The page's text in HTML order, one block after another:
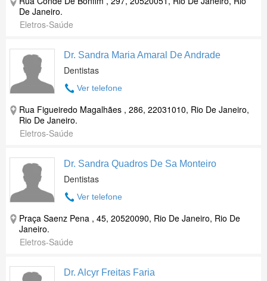
De Janeiro.
Eletros-Saúde
Dr. Sandra Maria Amaral De Andrade
Dentistas
Ver telefone
Rua Figueiredo Magalhães , 286, 22031010, Rio De Janeiro,
Rio De Janeiro.
Eletros-Saúde
Dr. Sandra Quadros De Sa Monteiro
Dentistas
Ver telefone
Praça Saenz Pena , 45, 20520090, Rio De Janeiro, Rio De
Janeiro.
Eletros-Saúde
Dr. Alcyr Freitas Faria